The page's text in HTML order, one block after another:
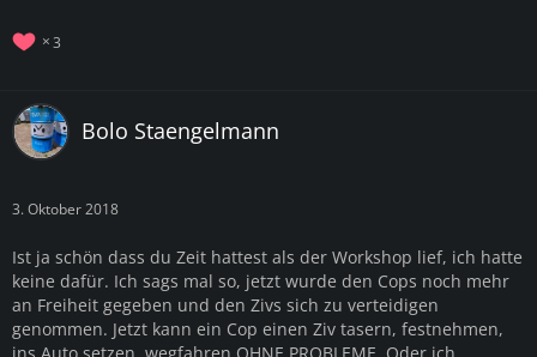
3
Bolo Staengelmann
3. Oktober 2018
Ist ja schön dass du Zeit hattest als der Workshop lief, ich hatte
keine dafür. Ich sags mal so, jetzt wurde den Cops noch mehr
an Freiheit gegeben und den Zivs sich zu verteidigen
genommen. Jetzt kann ein Cop einen Ziv tasern, festnehmen,